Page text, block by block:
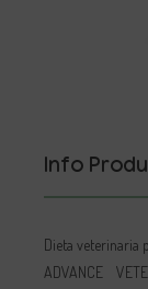
Info
Dieta veterinaria
ADVANCE